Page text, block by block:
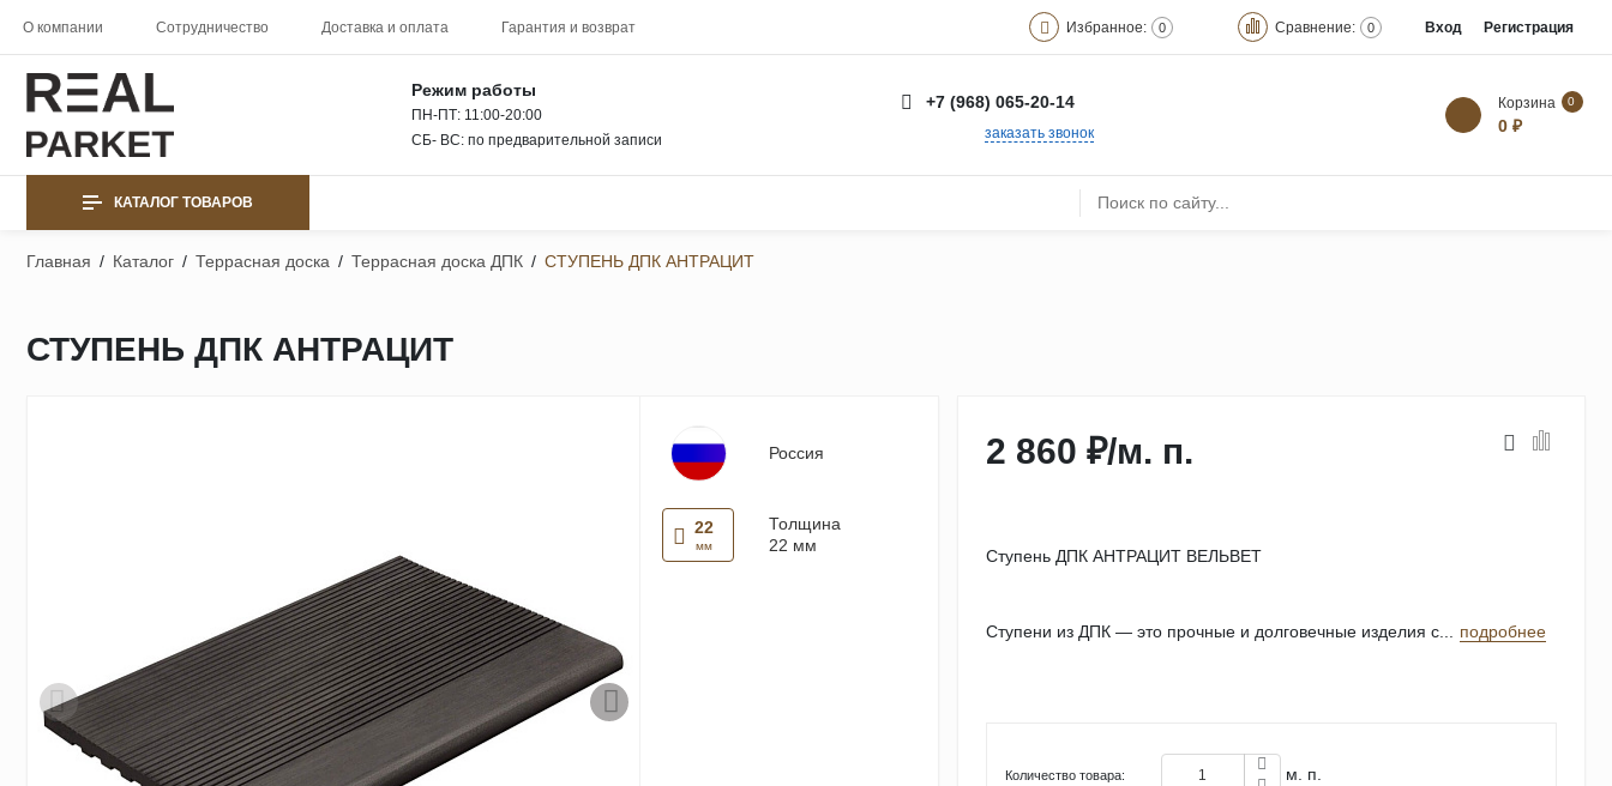
О компании Сотрудничество Доставка и оплата Гарантия и возврат Избранное: 0 Сравнение: 0 Вход Регистрация
Режим работы
ПН-ПТ: 11:00-20:00
СБ- ВС: по предварительной записи
+7 (968) 065-20-14
заказать звонок
Корзина 0
0 ₽
КАТАЛОГ ТОВАРОВ
Главная / Каталог / Террасная доска / Террасная доска ДПК / СТУПЕНЬ ДПК АНТРАЦИТ
СТУПЕНЬ ДПК АНТРАЦИТ
Россия
22
мм
Толщина
22 мм
2 860 ₽/м. п.
Ступень ДПК АНТРАЦИТ ВЕЛЬВЕТ
Ступени из ДПК — это прочные и долговечные изделия с... подробнее
Количество товара: м. п.